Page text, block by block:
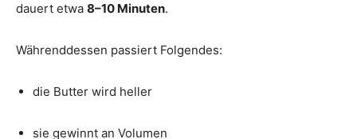
dauert etwa 8–10 Minuten.
Währenddessen passiert Folgendes:
die Butter wird heller
sie gewinnt an Volumen